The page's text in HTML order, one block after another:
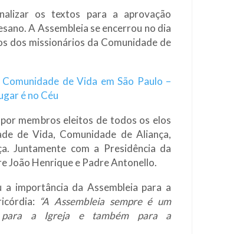
os textos para a aprovação
A Assembleia se encerrou no dia
dos missionários da Comunidade de
de Vida em São Paulo –
é no Céu
membros eleitos de todos os elos
de Vida, Comunidade de Aliança,
Juntamente com a Presidência da
João Henrique e Padre Antonello.
a importância da Assembleia para a
“A Assembleia sempre é um
para a Igreja e também para a